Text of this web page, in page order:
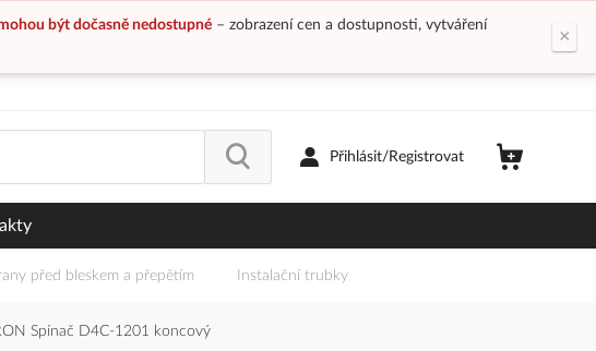
být dočasně nedostupné– zobrazení cen a dostupnosti, vytváření
×
Přihlásit/Registrovat
před bleskem a přepětím Instalační trubky
Spínač D4C-1201 koncový